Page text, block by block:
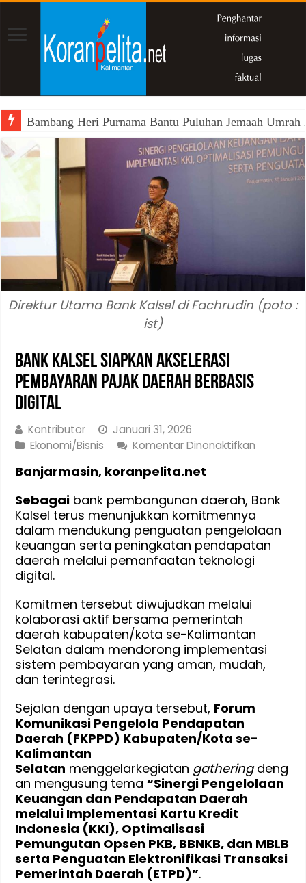
Bambang Heri Purnama Bantu Puluhan Jemaah
Direktur Utama Bank Kalsel di Fachrudin (poto :
ist)
Bank Kalsel Siapkan AKSELerasi
Pembayaran Pajak Daerah Berbasis
Digital
Kontributor
Januari 31, 2026
Ekonomi/Bisnis
Komentar Dinonaktifkan
Pajak
Banjarmasin, koranpelita.net
Sebagai bank pembangunan daerah, Bank
Kalsel terus menunjukkan komitmennya
dalam mendukung penguatan pengelolaan
keuangan serta peningkatan pendapatan
daerah melalui pemanfaatan teknologi
digital.
Komitmen tersebut diwujudkan melalui
kolaborasi aktif bersama pemerintah
daerah kabupaten/kota se-Kalimantan
Selatan dalam mendorong implementasi
sistem pembayaran yang aman, mudah,
dan terintegrasi.
Sejalan dengan upaya tersebut, Forum
Komunikasi Pengelola Pendapatan
Daerah (FKPPD) Kabupaten/Kota se-
Kalimantan
Selatan menggelarkegiatan gatheringdeng
an mengusung tema“Sinergi Pengelolaan
Keuangan dan Pendapatan Daerah
melalui Implementasi Kartu Kredit
Indonesia (KKI), Optimalisasi
Pemungutan Opsen PKB, BBNKB, dan MBLB
serta Penguatan Elektronifikasi Transaksi
Pemerintah Daerah (ETPD)”.